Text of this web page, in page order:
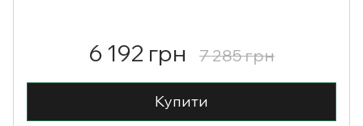
6 192 грн 7 285 грн
Купити